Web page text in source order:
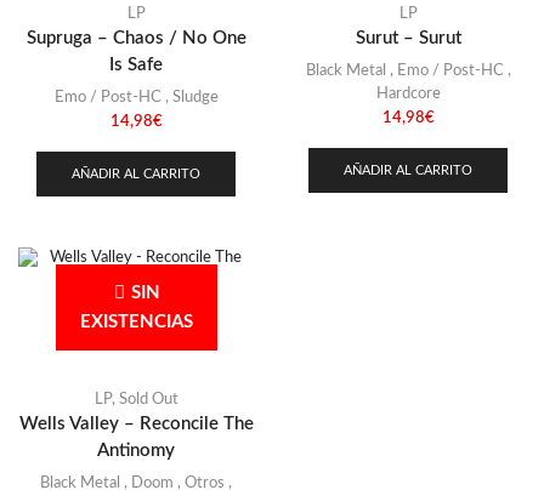
LP
Supruga – Chaos / No One
Is Safe
Emo / Post-HC , Sludge
14,98€
AÑADIR AL CARRITO
LP
Surut – Surut
Black Metal , Emo / Post-HC ,
Hardcore
14,98€
AÑADIR AL CARRITO
SIN
EXISTENCIAS
LP, Sold Out
Wells Valley – Reconcile The
Antinomy
Black Metal , Doom , Otros ,